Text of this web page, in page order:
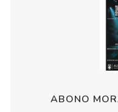
ABONO